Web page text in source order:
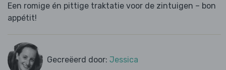
Een romige én pittige traktatie voor de zintuigen – bon
appétit!
Gecreëerd door: Jessica